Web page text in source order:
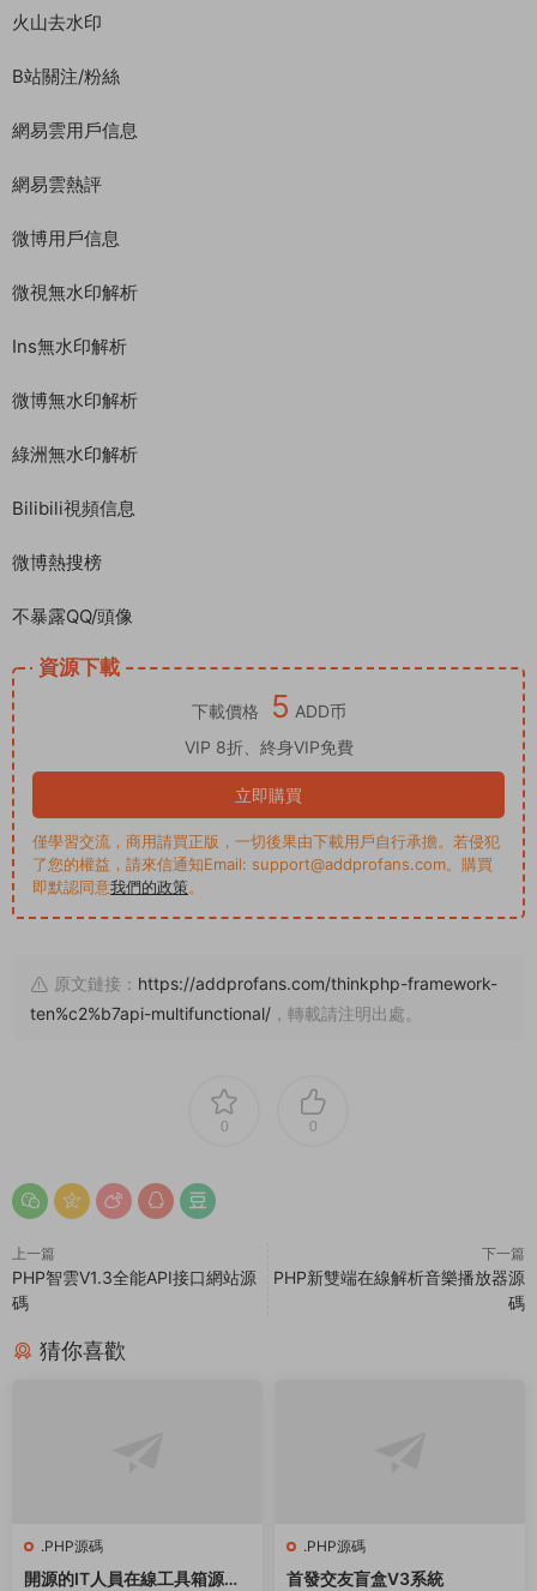
火山去水印
B站關注/粉絲
網易雲用戶信息
網易雲熱評
微博用戶信息
微視無水印解析
Ins無水印解析
微博無水印解析
綠洲無水印解析
Bilibili視頻信息
微博熱搜榜
不暴露QQ/頭像
資源下載
下載價格 5 ADD币
VIP 8折、終身VIP免費
立即購買
僅學習交流，商用請買正版，一切後果由下載用戶自行承擔。若侵犯
了您的權益，請來信通知Email: support@addprofans.com。購買
即默認同意我們的政策。
原文鏈接： https://addprofans.com/thinkphp-framework-
ten%c2%b7api-multifunctional/ ，轉載請注明出處。
0 0
上一篇
PHP智雲V1.3全能API接口網站源
碼
下一篇
PHP新雙端在線解析音樂播放器源
碼
猜你喜歡
.PHP源碼
開源的IT人員在線工具箱源碼
.PHP源碼
首發交友盲盒V3系統